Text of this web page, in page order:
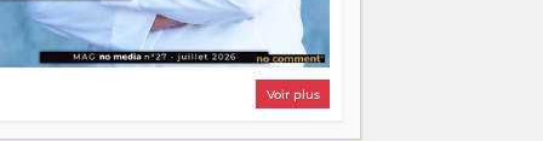
que n'importe quel manuel. À
la barque avance. Il faut juste
que tout le monde rame dans le
Voir plus